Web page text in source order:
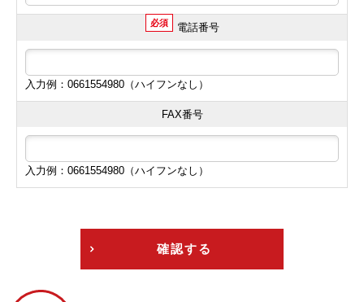
必須 電話番号
入力例：0661554980（ハイフンなし）
FAX番号
入力例：0661554980（ハイフンなし）
確認する